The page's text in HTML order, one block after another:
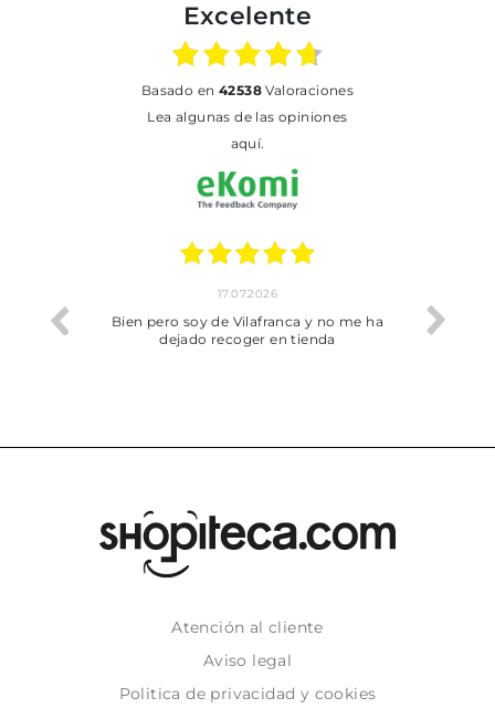
Excelente
basado en 42538Valoraciones
Lea algunas de las opiniones
aquí.
trobat
17.07.2026
Bien pero soy de Vilafranca y no me ha
dejado recoger en tienda
Atención al cliente
Aviso legal
Politica de privacidad y cookies